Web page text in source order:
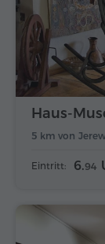
5 km von
Haus-
Eintritt: 6.94